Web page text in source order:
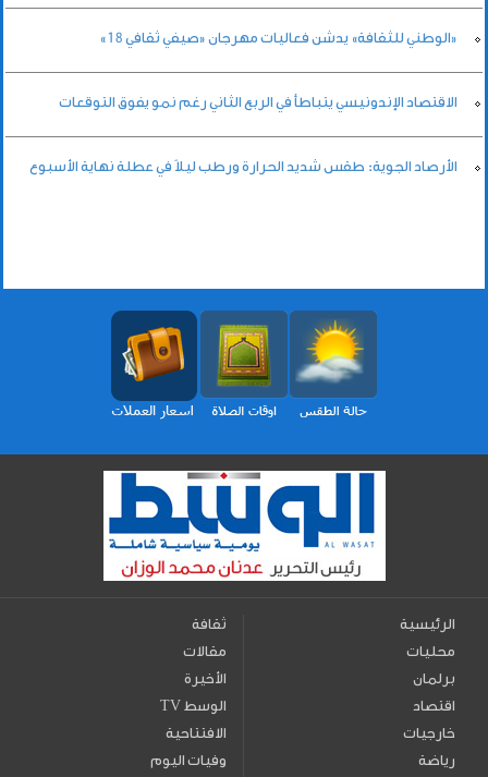
«الوطني للثقافة» يدشن فعاليات مهرجان «صيفي ثقافي 18»
الاقتصاد الإندونيسي يتباطأ في الربع الثاني رغم نمو يفوق التوقعات
الأرصاد الجوية: طقس شديد الحرارة ورطب ليلاً في عطلة نهاية الأسبوع
الرئيسية
محليات
برلمان
اقتصاد
خارجيات
رياضة
ثقافة
مقالات
الأخيرة
TV الوسط
الافتتاحية
وفيات اليوم